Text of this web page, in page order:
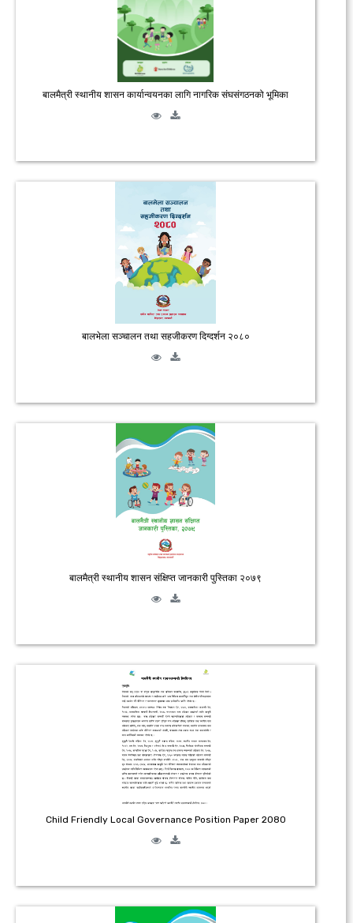
बालमैत्री स्थानीय शासन कार्यान्वयनका लागि नागरिक संघसंगठनको भूमिका
बालभेला सञ्चालन तथा सहजीकरण दिग्दर्शन २०८०
बालमैत्री स्थानीय शासन संक्षिप्त जानकारी पुस्तिका २०७९
Child Friendly Local Governance Position Paper 2080